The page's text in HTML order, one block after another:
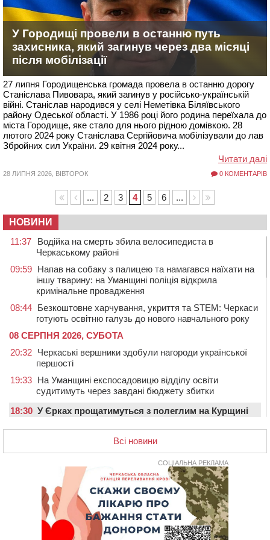
У Городищі провели в останню путь
захисника, який загинув через два місяці
після мобілізації
27 липня Городищенська громада провела в останню дорогу
Станіслава Пивовара, який загинув у російсько-українській
війні. Станіслав народився у селі Неметівка Біляївського
району Одеської області. У 1986 році його родина переїхала до
міста Городище, яке стало для нього рідною домівкою. 28
лютого 2024 року Станіслава Сергійовича мобілізували до лав
Збройних сил України. 29 квітня 2024 року...
Читати далі
28 ЛИПНЯ 2026, ВІВТОРОК 0 КОМЕНТАРІВ
... 2 3 4 5 6 ...
НОВИНИ
11:37
Водійка на смерть збила велосипедиста в
Черкаському районі
09:59 Напав на собаку з палицею та намагався наїхати на
іншу тварину: на Уманщині поліція відкрила
кримінальне провадження
08:44 Безкоштовне харчування, укриття та STEM: Черкаси
готують освітню галузь до нового навчального року
08 СЕРПНЯ 2026, СУБОТА
20:32 Черкаські вершники здобули нагороди української
першості
19:33 На Уманщині експосадовицю відділу освіти
судитимуть через завдані бюджету збитки
18:30 У Єрках прощатимуться з полеглим на Курщині
Апеляційний суд підтвердив стягнення майже 250
тис. грн шкоди за незаконний вилов риби
У Черкасах за ніч виявили 15 порушників
комендантської години та 10 нетверезих водіїв
На Золотоніщині водійка збила пішохода, який
перебігав дорогу
На Черкащині прокуратура через суд вимагає взяти
під охорону 188-річну церкву
Всі новини
СОЦІАЛЬНА РЕКЛАМА